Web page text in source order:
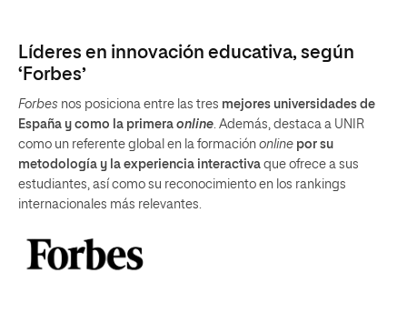
Líderes en innovación educativa, según
‘Forbes’
Forbes nos posiciona entre las tres mejores universidades de
España y como la primera online. Además, destaca a UNIR
como un referente global en la formación online por su
metodología y la experiencia interactiva que ofrece a sus
estudiantes, así como su reconocimiento en los rankings
internacionales más relevantes.